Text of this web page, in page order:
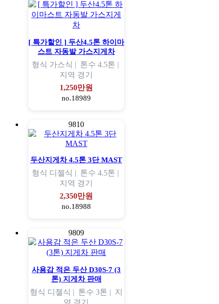
[ 특가할인 ] 두산4.5톤 하이마
스트 자동발 가스지게차
형식 가스식 | 톤수 4.5톤 |
지역 경기
1,250만원
no.18989
9810
두산지게차 4.5톤 3단 MAST
형식 디젤식 | 톤수 4.5톤 |
지역 경기
2,350만원
no.18988
9809
사용감 적은 두산 D30S-7 (3
톤) 지게차 판매
형식 디젤식 | 톤수 3톤 | 지